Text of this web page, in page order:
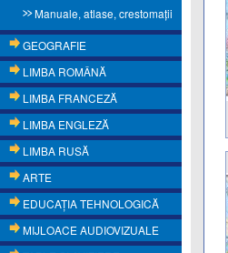
Manuale, atlase, crestomaţii
GEOGRAFIE
LIMBA ROMÂNĂ
LIMBA FRANCEZĂ
LIMBA ENGLEZĂ
LIMBA RUSĂ
ARTE
EDUCAŢIA TEHNOLOGICĂ
MIJLOACE AUDIOVIZUALE